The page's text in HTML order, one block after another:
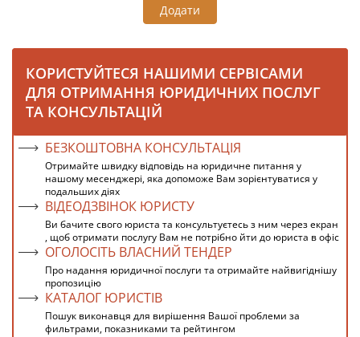
Додати
КОРИСТУЙТЕСЯ НАШИМИ СЕРВІСАМИ
ДЛЯ ОТРИМАННЯ ЮРИДИЧНИХ ПОСЛУГ
ТА КОНСУЛЬТАЦІЙ
БЕЗКОШТОВНА КОНСУЛЬТАЦІЯ
Отримайте швидку відповідь на юридичне питання у
нашому месенджері, яка допоможе Вам зорієнтуватися у
подальших діях
ВІДЕОДЗВІНОК ЮРИСТУ
Ви бачите свого юриста та консультуєтесь з ним через екран
, щоб отримати послугу Вам не потрібно йти до юриста в офіс
ОГОЛОСІТЬ ВЛАСНИЙ ТЕНДЕР
Про надання юридичної послуги та отримайте найвигіднішу
пропозицію
КАТАЛОГ ЮРИСТІВ
Пошук виконавця для вирішення Вашої проблеми за
фильтрами, показниками та рейтингом